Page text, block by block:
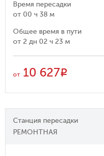
Время пересадки
от 00 ч 38 м
Общее время в пути
от 2 дн 02 ч 23 м
от 10 627R
Станция пересадки
РЕМОНТНАЯ